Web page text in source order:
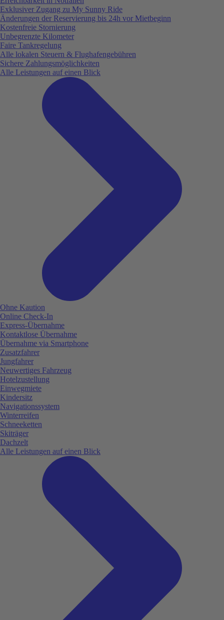
Exklusiver Zugang zu My Sunny Ride
Änderungen der Reservierung bis 24h vor Mietbeginn
Kostenfreie Stornierung
Unbegrenzte Kilometer
Faire Tankregelung
Alle lokalen Steuern & Flughafengebühren
Sichere Zahlungsmöglichkeiten
Alle Leistungen auf einen Blick
Ohne Kaution
Online Check-In
Express-Übernahme
Kontaktlose Übernahme
Übernahme via Smartphone
Zusatzfahrer
Jungfahrer
Neuwertiges Fahrzeug
Hotelzustellung
Einwegmiete
Kindersitz
Navigationssystem
Winterreifen
Schneeketten
Skiträger
Dachzelt
Alle Leistungen auf einen Blick